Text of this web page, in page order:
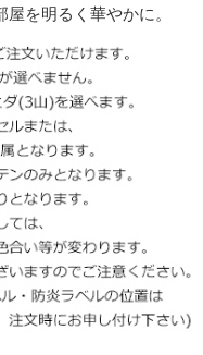
を明るく華やかに。